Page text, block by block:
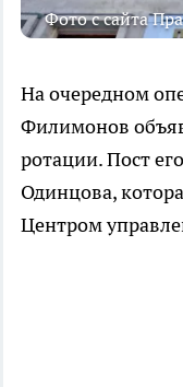
Фото с сайта
На очередном
Филимонов
ротации. Пост
Одинцова,
Центром